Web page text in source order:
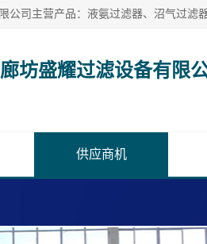
廊坊盛耀过滤设备有限
供应商机